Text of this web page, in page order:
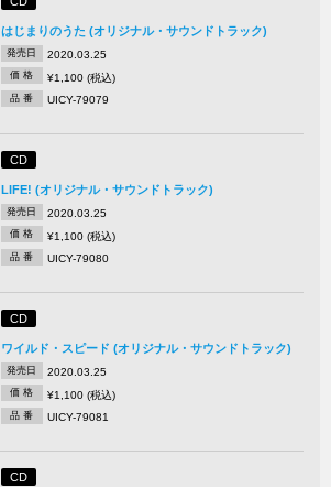
はじまりのうた (オリジナル・サウンドトラック)
発売日 2020.03.25
価 格 ¥1,100 (税込)
品 番 UICY-79079
CD
LIFE! (オリジナル・サウンドトラック)
発売日 2020.03.25
価 格 ¥1,100 (税込)
品 番 UICY-79080
CD
ワイルド・スピード (オリジナル・サウンドトラック)
発売日 2020.03.25
価 格 ¥1,100 (税込)
品 番 UICY-79081
CD